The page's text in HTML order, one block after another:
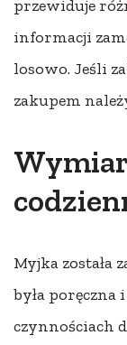
przewiduje
informacji
losowo. Jeśli
zakupem
Myjka została
była poręczna
czynnościach